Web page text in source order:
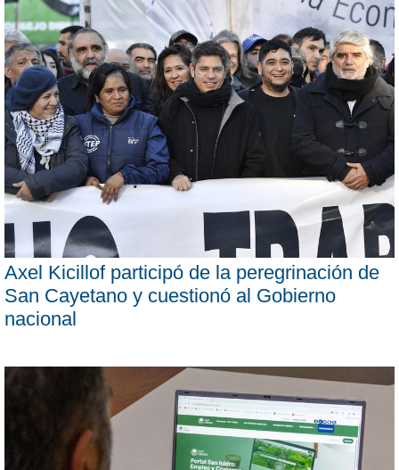
Axel Kicillof participó de la peregrinación de
San Cayetano y cuestionó al Gobierno
nacional